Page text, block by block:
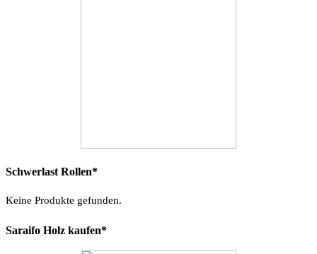
Schwerlast Rollen*
Keine Produkte gefunden.
Saraifo Holz kaufen*